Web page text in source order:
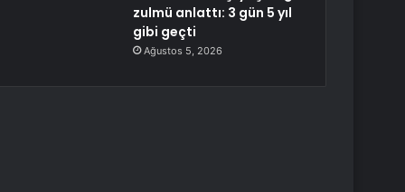
zulmü anlattı: 3 gün 5 yıl
gibi geçti
Ağustos 5, 2026